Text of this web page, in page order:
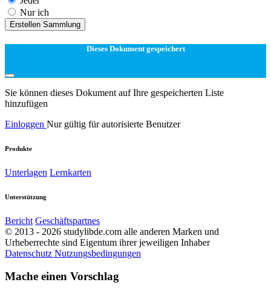
Nur ich
Erstellen Sammlung
Dieses Dokument gespeichert
Sie können dieses Dokument auf Ihre gespeicherten Liste
hinzufügen
Einloggen Nur gültig für autorisierte Benutzer
Produkte
Unterlagen Lernkarten
Unterstützung
Bericht Geschäftspartnes
© 2013 - 2026 studylibde.com alle anderen Marken und
Urheberrechte sind Eigentum ihrer jeweiligen Inhaber
Datenschutz Nutzungsbedingungen
Mache einen Vorschlag